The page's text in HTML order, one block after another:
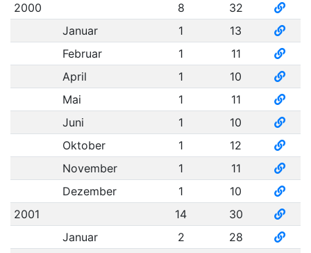
2000
8
32
Januar
1
13
Februar
1
11
April
1
10
Mai
1
11
Juni
1
10
Oktober
1
12
November
1
11
Dezember
1
10
2001
14
30
Januar
2 28